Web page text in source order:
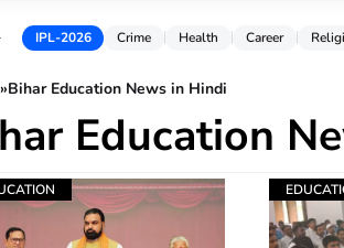
IPL-2026 Crime Health Career
»Bihar Education News in Hindi
Education